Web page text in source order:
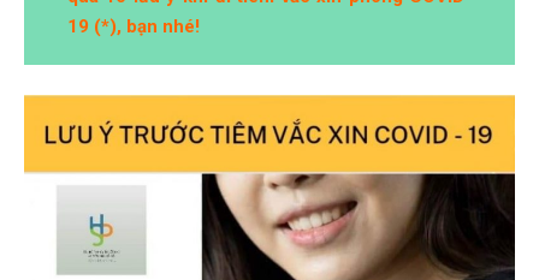
19 (*), bạn nhé!